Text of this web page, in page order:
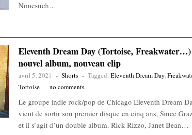
Nonesuch…
Eleventh Dream Day (Tortoise,
nouvel album, nouveau clip
avril 5, 2021 - Shorts - Tagged: Eleventh Dream Day,
Tortoise - no comments
Le groupe indie rock/pop de Chicago Eleventh Dream
vient de sortir son premier disque en cinq ans, Since
et il s’agit d’un double album. Rick Rizzo, Janet Bean…
New Noise #79 (Neurosis)